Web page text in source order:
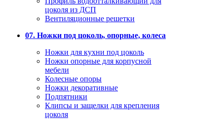
цоколя из ДСП
Вентиляционные решетки
07. Ножки под цоколь, опорные, колеса
Ножки для кухни под цоколь
Ножки опорные для корпусной
мебели
Колесные опоры
Ножки декоративные
Подпятники
Клипсы и защелки для крепления
цоколя